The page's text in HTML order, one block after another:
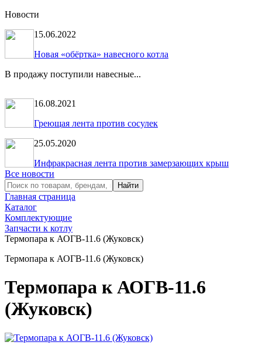
Новости
15.06.2022
Новая «обёртка» навесного котла
В продажу поступили навесные...
16.08.2021
Греющая лента против сосулек
25.05.2020
Инфракрасная лента против замерзающих крыш
Все новости
Главная страница
Каталог
Комплектующие
Запчасти к котлу
Термопара к АОГВ-11.6 (Жуковск)
Термопара к АОГВ-11.6 (Жуковск)
Термопара к АОГВ-11.6
(Жуковск)